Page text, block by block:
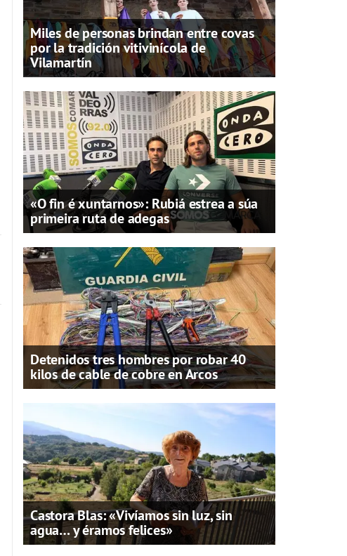
Miles de personas brindan entre covas
por la tradición vitivinícola de
Vilamartín
«O fin é xuntarnos»: Rubiá estrea a súa
primeira ruta de adegas
Detenidos tres hombres por robar 40
kilos de cable de cobre en Arcos
Castora Blas: «Vivíamos sin luz, sin
agua… y éramos felices»